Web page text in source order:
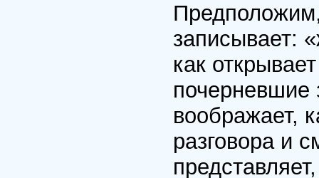
записывает:
как
воображает,
разговора и